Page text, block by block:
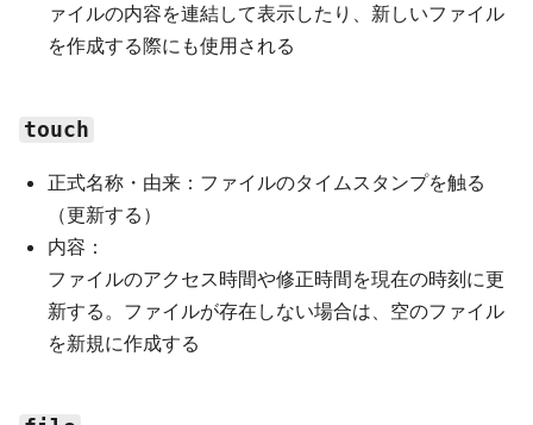
ァイルの内容を連結して表示したり、新しいファイル
を作成する際にも使用される
touch
正式名称・由来：ファイルのタイムスタンプを触る
（更新する）
内容：
ファイルのアクセス時間や修正時間を現在の時刻に更
新する。ファイルが存在しない場合は、空のファイル
を新規に作成する